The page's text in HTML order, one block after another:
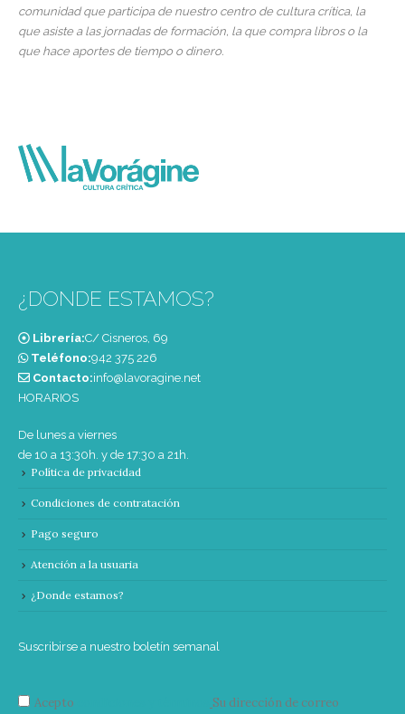
comunidad que participa de nuestro centro de cultura crítica, la
que asiste a las jornadas de formación, la que compra libros o la
que hace aportes de tiempo o dinero.
¿DONDE ESTAMOS?
Librería:C/ Cisneros, 69
Teléfono:‭942 375 226‬
Contacto:info@lavoragine.net
HORARIOS
De lunes a viernes
de 10 a 13:30h. y de 17:30 a 21h.
Política de privacidad
Condiciones de contratación
Pago seguro
Atención a la usuaria
¿Donde estamos?
Suscribirse a nuestro boletín semanal
Acepto
Su dirección de correo